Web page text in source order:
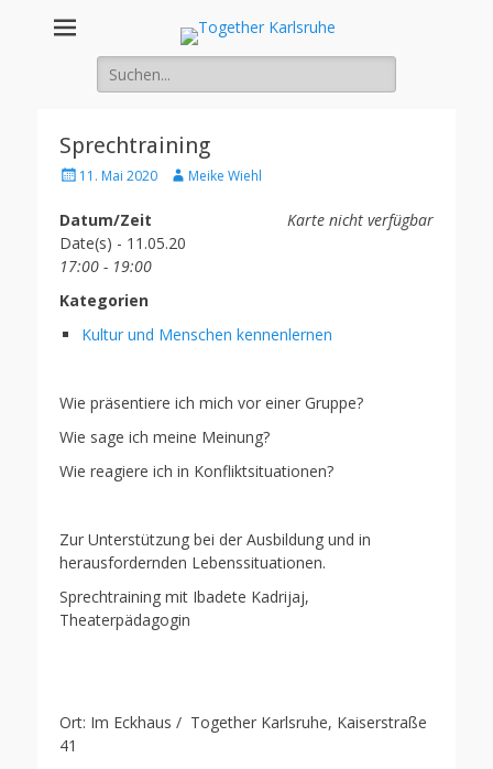
Together
Integration von jungen Menschen mit Fluchterfahrung und
Suche
nach:
Sprechtraining
Posted11. Mai 2020 AuthorMeike Wiehl
Karte nicht verfügbar
Datum/Zeit
Date(s) - 11.05.20
17:00 - 19:00
Kategorien
Kultur und Menschen kennenlernen
Wie präsentiere ich mich vor einer Gruppe?
Wie sage ich meine Meinung?
Wie reagiere ich in Konfliktsituationen?
Zur Unterstützung bei der Ausbildung und in
herausfordernden Lebenssituationen.
Sprechtraining mit Ibadete Kadrijaj,
Theaterpädagogin
Ort: Im Eckhaus / Together Karlsruhe, Kaiserstraße
41